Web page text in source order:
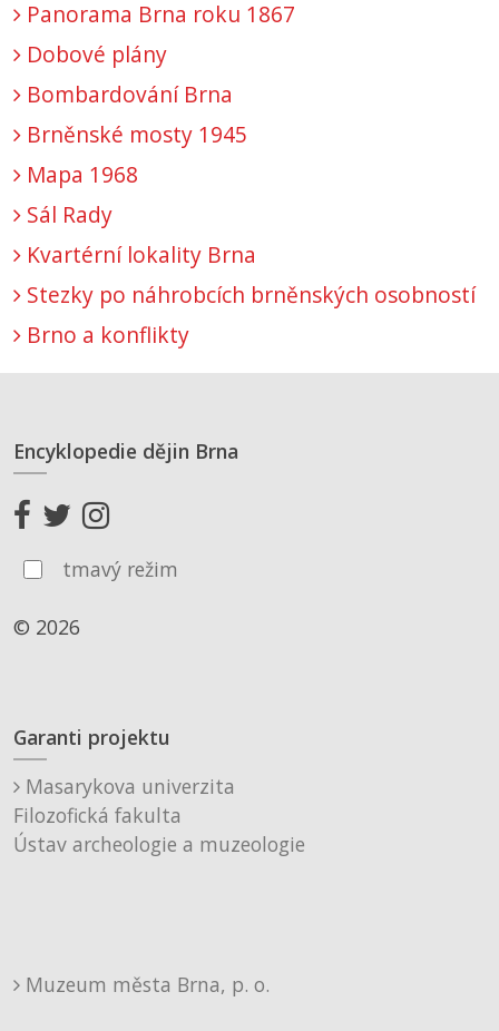
Panorama Brna roku 1867
Dobové plány
Bombardování Brna
Brněnské mosty 1945
Mapa 1968
Sál Rady
Kvartérní lokality Brna
Stezky po náhrobcích brněnských osobností
Brno a konflikty
Encyklopedie dějin Brna
tmavý režim
© 2026
Garanti projektu
Masarykova univerzita
Filozofická fakulta
Ústav archeologie a muzeologie
Muzeum města Brna, p. o.